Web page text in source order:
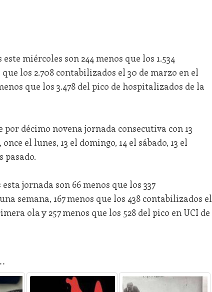
miércoles son 244 menos que los 1.534
los 2.708 contabilizados el 30 de marzo en el
que los 3.478 del pico de hospitalizados de la
décimo novena jornada consecutiva con 13
el lunes, 13 el domingo, 14 el sábado, 13 el
pasado.
jornada son 66 menos que los 337
semana, 167 menos que los 438 contabilizados el
ola y 257 menos que los 528 del pico en UCI de